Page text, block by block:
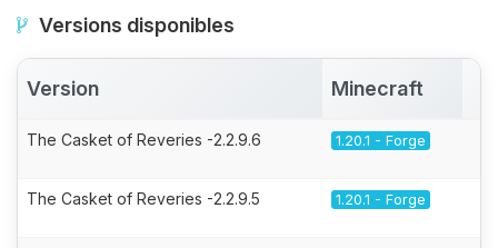
Versions disponibles
Version Minecraft
The Casket of Reveries -2.2.9.6 1.20.1 - Forge
The Casket of Reveries -2.2.9.5 1.20.1 - Forge